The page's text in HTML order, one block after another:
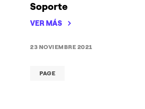
Soporte
VER MÁS
PAGE
23 NOVIEMBRE 2021